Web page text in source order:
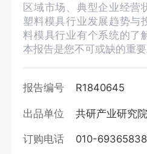
区域市场、典型企业经营
塑料模具行业发展趋势与
料模具行业有个系统的了
本报告是您不可或缺的重要
报告编号 R1840645
出品单位 共研产业研究院
订购电话 010-